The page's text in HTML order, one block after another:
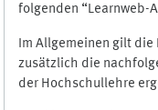
folgenden “Learnweb-
Im Allgemeinen gilt die
zusätzlich die
der Hochschullehre